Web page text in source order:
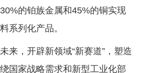
的铂族金属和45%的铜实现
系列化产品。
来，开辟新领域“新赛道”，塑造
国家战略需求和新型工业化部